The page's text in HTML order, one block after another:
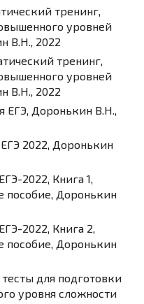
тренинг,
уровней
В.Н., 2022
тренинг,
уровней
В.Н., 2022
ЕГЭ, Доронькин В.Н.,
2022, Доронькин
2022, Книга 1,
пособие, Доронькин
2022, Книга 2,
пособие, Доронькин
для подготовки
уровня сложности